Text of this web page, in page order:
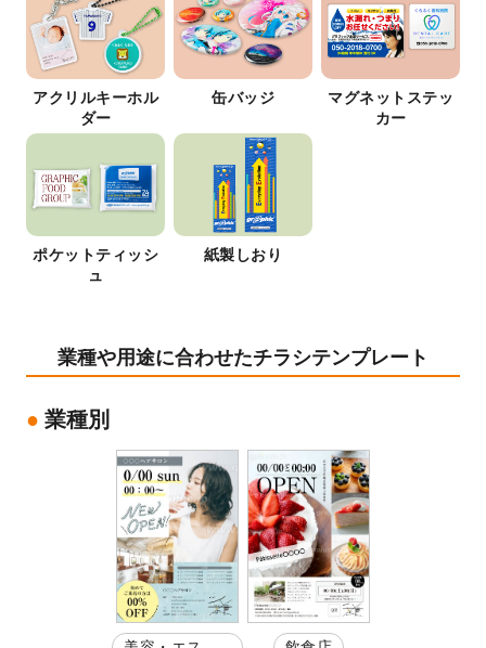
アクリルキーホル
ダー
缶バッジ
マグネットステッ
カー
ポケットティッシ
ュ
紙製しおり
業種や用途に合わせたチラシテンプレート
業種別